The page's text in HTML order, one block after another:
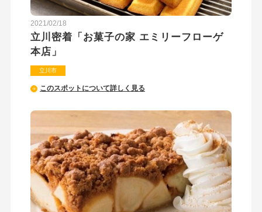
2021/02/18
立川密着「お菓子の家 エミリーフローゲ
本店」
立川市
このスポットについて詳しく見る